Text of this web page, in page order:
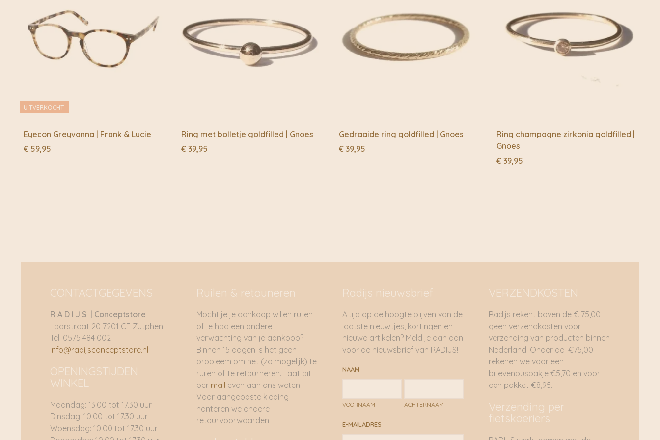
Julia reist er zelf een paar keer per jaar heen om daar alles met de
ambachtsmensen te bespreken waar ze een sterk band mee heeft. Ze houdt er
rekening mee dat de arbeidsomstandigheden eerlijk en rechtvaardig zijn voor
alle mensen die er werken.
De armbanden voor My Heritage zijn gemaakt met halfedelstenen, die zorgvuldig
zijn geselecteerd en met de hand zijn uitgekozen vanuit de natuur. Wat de
sieraden van My Heritage zo bijzonder maakt, is dat elk item een ​​andere
UITVERKOCHT
Eyecon Greyvanna | Frank & Lucie
€ 59,95
Ring met bolletje goldfilled | Gnoes
€ 39,95
Gedraaide ring goldfilled | Gnoes
€ 39,95
Ring champagne zirkonia goldfilled |
Gnoes
€ 39,95
CONTACTGEGEVENS
R A D I J S | Conceptstore
Laarstraat 20 7201 CE Zutphen
Tel: 0575 484 002
info@radijsconceptstore.nl
OPENINGSTIJDEN
WINKEL
Maandag: 13.00 tot 17.30 uur
Dinsdag: 10.00 tot 17.30 uur
Woensdag: 10.00 tot 17.30 uur
Ruilen & retouneren
Mocht je je aankoop willen ruilen
of je had een andere
verwachting van je aankoop?
Binnen 15 dagen is het geen
probleem om het (zo mogelijk) te
ruilen of te retourneren. Laat dit
permail even aan ons weten.
Voor aangepaste kleding
hanteren we andere
retourvoorwaarden.
Radijs nieuwsbrief
Altijd op de hoogte blijven van de
laatste nieuwtjes, kortingen en
nieuwe artikelen? Meld je dan aan
voor de nieuwsbrief van RADIJS!
NAAM
VOORNAAM ACHTERNAAM
E-MAILADRES
VERZENDKOSTEN
Radijs rekent boven de € 75,00
geen verzendkosten voor
verzending van producten binnen
Nederland. Onder de €75,00
rekenen we voor een
brievenbuspakje €5,70 en voor
een pakket €8,95.
Verzending per
fietskoeriers